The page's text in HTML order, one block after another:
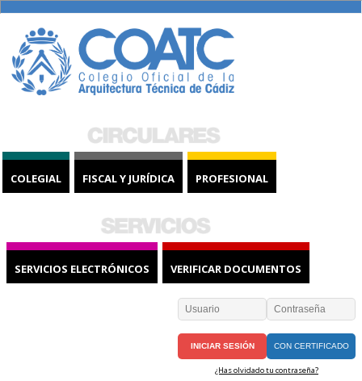
COLEGIAL FISCAL Y JURÍDICA PROFESIONAL
SERVICIOS ELECTRÓNICOS VERIFICAR DOCUMENTOS
CON CERTIFICADO
¿Has olvidado tu contraseña?